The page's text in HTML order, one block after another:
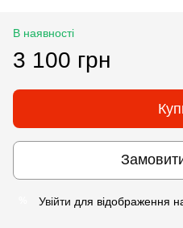
В наявності
3 100 грн
Увійти для відображення